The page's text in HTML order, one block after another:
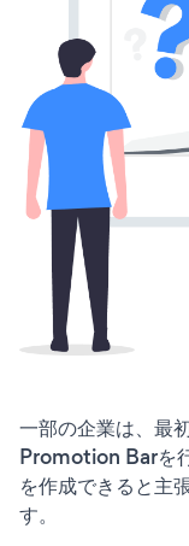
一部の企業は、最
Promotion Barを
を作成できると主
す。